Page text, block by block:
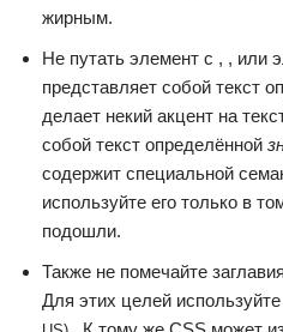
жирным.
Не путать элемент с , , или
представляет собой текст
делает некий акцент на
собой текст определённой
содержит специальной
используйте его только в
подошли.
Также не помечайте
Для этих целей